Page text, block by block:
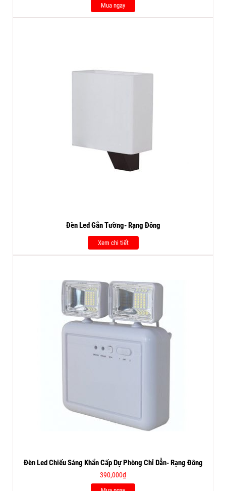
Mua ngay
Đèn Led Gắn Tường- Rạng Đông
Xem chi tiết
Đèn Led Chiếu Sáng Khẩn Cấp Dự Phòng Chỉ Dẫn- Rạng Đông
390,000₫